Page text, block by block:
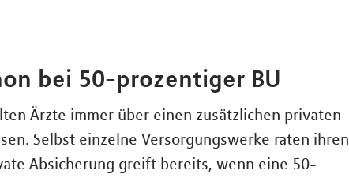
bei 50-prozentiger BU
Ärzte immer über einen zusätzlichen privaten
Selbst einzelne Versorgungswerke raten ihren
Absicherung greift bereits, wenn eine 50-